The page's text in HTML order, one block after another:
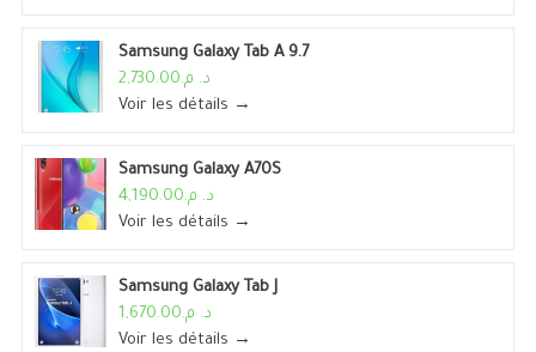
Samsung Galaxy Tab A 9.7
د. م.2,730.00
Voir les détails →
Samsung Galaxy A70S
د. م.4,190.00
Voir les détails →
Samsung Galaxy Tab J
د. م.1,670.00
Voir les détails →